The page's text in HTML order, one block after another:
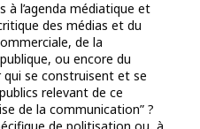
à l’agenda médiatique et
des médias et du
de la
ou encore du
se construisent et se
relevant de ce
de la communication” ?
de politisation ou, à